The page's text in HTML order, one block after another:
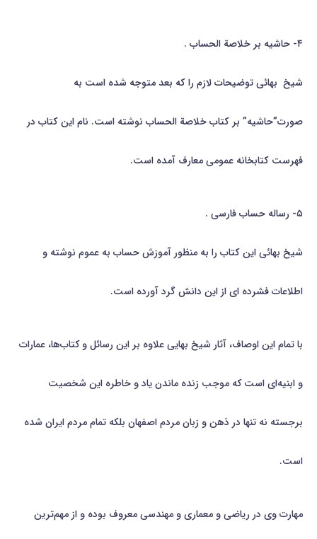
۴- حاشیه بر خلاصة الحساب .
شیخ بهائي توضیحات لازم را كه بعد متوجه شده است به
صورت”حاشیه” بر كتاب خلاصة الحساب نوشته است. نام این كتاب در
فهرست كتابخانه عمومی معارف آمده است.
۵- رساله حساب فارسی .
شیخ بهائي این كتاب را به منظور آموزش حساب به عموم نوشته و
اطلاعات فشرده ای از این دانش گرد آورده است.
با تمام این اوصاف، آثار شیخ بهایی علاوه بر این رسائل و کتاب‌ها، عمارات
و ابنیه‌ای است که موجب زنده ماندن یاد و خاطره این شخصیت
برجسته نه تنها در ذهن و زبان مردم اصفهان بلکه تمام مردم ایران شده
است.
مهارت وی در ریاضی و معماری و مهندسی معروف بوده و از مهم‌ترین